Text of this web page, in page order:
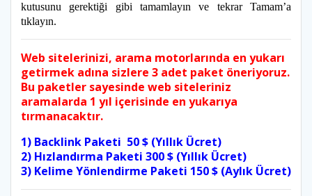
kutusunu gerektiği gibi tamamlayın ve tekrar Tamam’a
tıklayın.
Web sitelerinizi, arama motorlarında en yukarı
getirmek adına sizlere 3 adet paket öneriyoruz.
Bu paketler sayesinde web siteleriniz
aramalarda 1 yıl içerisinde en yukarıya
tırmanacaktır.
1) Backlink Paketi 50 $ (Yıllık Ücret)
2) Hızlandırma Paketi 300 $ (Yıllık Ücret)
3) Kelime Yönlendirme Paketi 150 $ (Aylık Ücret)